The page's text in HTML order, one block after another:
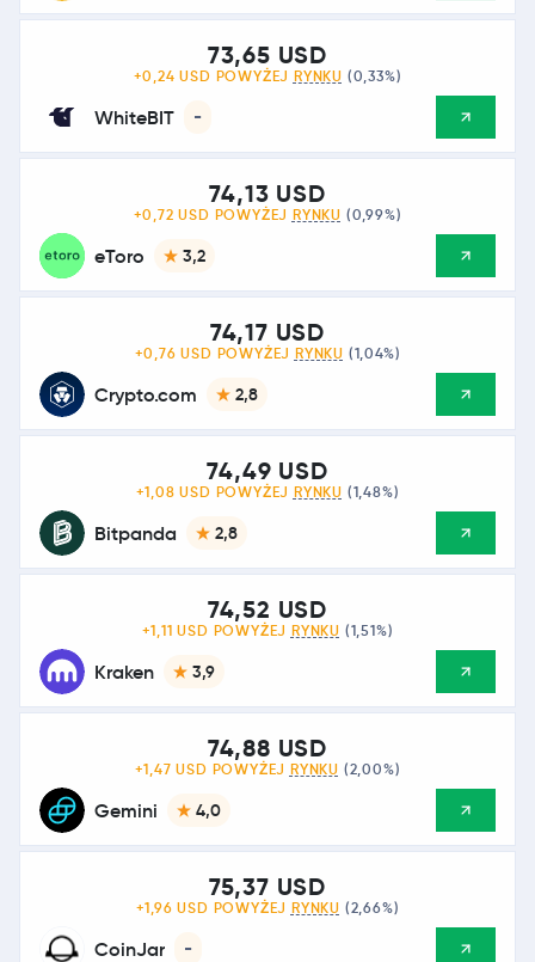
WhiteBIT -
73,65 USD
+0,24 USD POWYŻEJ RYNKU (0,33%)
eToro 3,2
74,13 USD
+0,72 USD POWYŻEJ RYNKU (0,99%)
Crypto.com 2,8
74,17 USD
+0,76 USD POWYŻEJ RYNKU (1,04%)
Bitpanda 2,8
74,49 USD
+1,08 USD POWYŻEJ RYNKU (1,48%)
Kraken 3,9
74,52 USD
+1,11 USD POWYŻEJ RYNKU (1,51%)
Gemini 4,0
74,88 USD
+1,47 USD POWYŻEJ RYNKU (2,00%)
CoinJar -
75,37 USD
+1,96 USD POWYŻEJ RYNKU (2,66%)